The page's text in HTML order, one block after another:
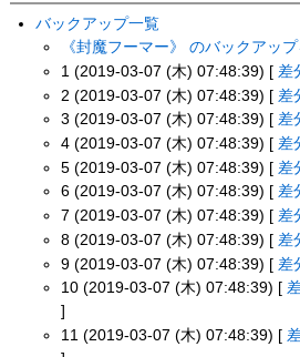
バックアップ一覧
《封魔フーマー》 のバックアッ
1 (2019-03-07 (木) 07:48:39) [ 差
2 (2019-03-07 (木) 07:48:39) [ 差
3 (2019-03-07 (木) 07:48:39) [ 差
4 (2019-03-07 (木) 07:48:39) [ 差
5 (2019-03-07 (木) 07:48:39) [ 差
6 (2019-03-07 (木) 07:48:39) [ 差
7 (2019-03-07 (木) 07:48:39) [ 差
8 (2019-03-07 (木) 07:48:39) [ 差
9 (2019-03-07 (木) 07:48:39) [ 差
10 (2019-03-07 (木) 07:48:39) [
]
11 (2019-03-07 (木) 07:48:39) [